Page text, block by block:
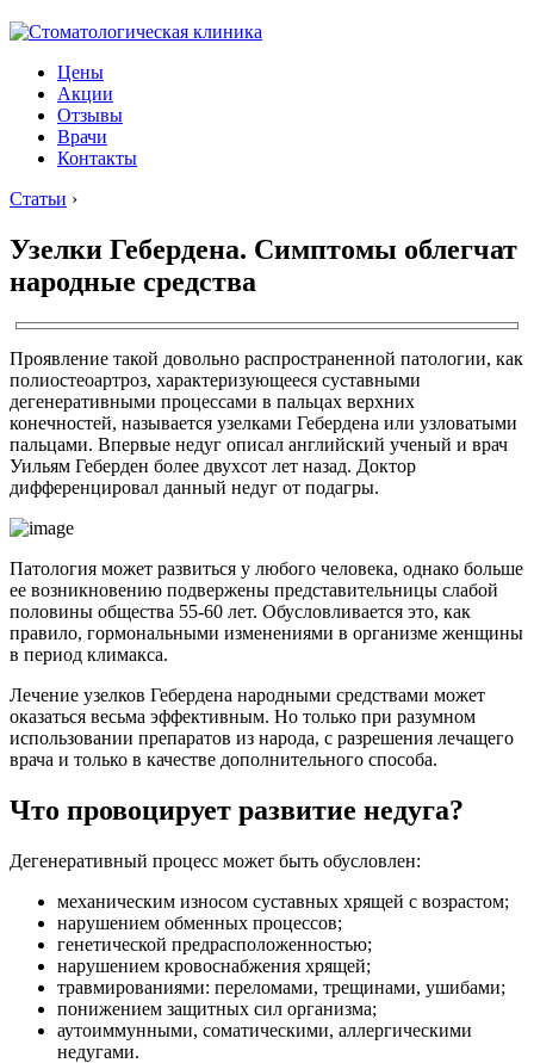
Цены
Акции
Отзывы
Врачи
Контакты
Статьи ›
Узелки Гебердена. Симптомы облегчат
народные средства
Проявление такой довольно распространенной патологии, как
полиостеоартроз, характеризующееся суставными
дегенеративными процессами в пальцах верхних
конечностей, называется узелками Гебердена или узловатыми
пальцами. Впервые недуг описал английский ученый и врач
Уильям Геберден более двухсот лет назад. Доктор
дифференцировал данный недуг от подагры.
Патология может развиться у любого человека, однако больше
ее возникновению подвержены представительницы слабой
половины общества 55-60 лет. Обусловливается это, как
правило, гормональными изменениями в организме женщины
в период климакса.
Лечение узелков Гебердена народными средствами может
оказаться весьма эффективным. Но только при разумном
использовании препаратов из народа, с разрешения лечащего
врача и только в качестве дополнительного способа.
Что провоцирует развитие недуга?
Дегенеративный процесс может быть обусловлен:
механическим износом суставных хрящей с возрастом;
нарушением обменных процессов;
генетической предрасположенностью;
нарушением кровоснабжения хрящей;
травмированиями: переломами, трещинами, ушибами;
понижением защитных сил организма;
аутоиммунными, соматическими, аллергическими
недугами.